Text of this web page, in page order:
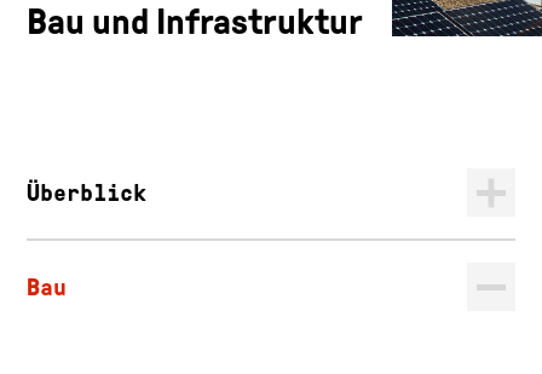
Bau und Infrastruktur
Überblick
Bau